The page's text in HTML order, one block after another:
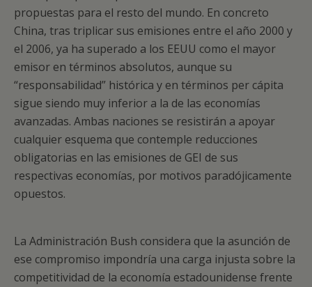
propuestas para el resto del mundo. En concreto
China, tras triplicar sus emisiones entre el año 2000 y
el 2006, ya ha superado a los EEUU como el mayor
emisor en términos absolutos, aunque su
“responsabilidad” histórica y en términos per cápita
sigue siendo muy inferior a la de las economías
avanzadas. Ambas naciones se resistirán a apoyar
cualquier esquema que contemple reducciones
obligatorias en las emisiones de GEI de sus
respectivas economías, por motivos paradójicamente
opuestos.
La Administración Bush considera que la asunción de
ese compromiso impondría una carga injusta sobre la
competitividad de la economía estadounidense frente